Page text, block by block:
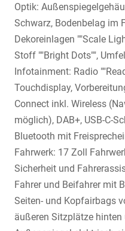
Optik:
Schwarz, Bodenbelag im
Dekoreinlagen ""Scale
Stoff ""Bright Dots"",
Infotainment: Radio
Touchdisplay,
Connect inkl. Wireless
möglich), DAB+, USB-C-
Bluetooth mit
Fahrwerk: 17 Zoll
Sicherheit und
Fahrer und Beifahrer mit
Seiten- und Kopfairbags
äußeren Sitzplätze